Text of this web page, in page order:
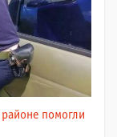
помогли